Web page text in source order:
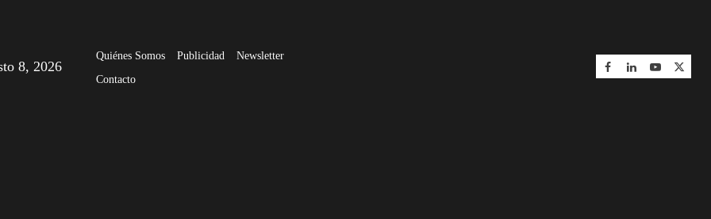
8, 2026
Quiénes Somos Publicidad
Newsletter
Contacto